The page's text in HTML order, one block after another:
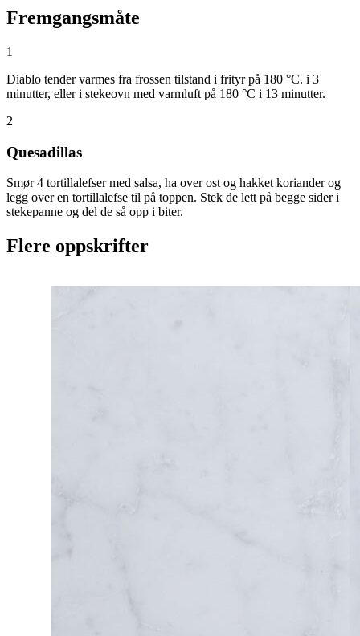
Fremgangsmåte
1
Diablo tender varmes fra frossen tilstand i frityr på 180 °C. i 3
minutter, eller i stekeovn med varmluft på 180 °C i 13 minutter.
2
Quesadillas
Smør 4 tortillalefser med salsa, ha over ost og hakket koriander og
legg over en tortillalefse til på toppen. Stek de lett på begge sider i
stekepanne og del de så opp i biter.
Flere oppskrifter